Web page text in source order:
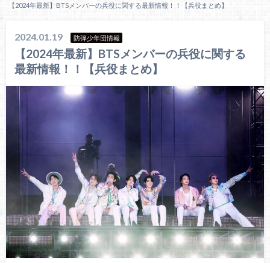
【2024年最新】BTSメンバーの兵役に関する最新情報！！【兵役まとめ】
2024.01.19 防弾少年団情報
【2024年最新】BTSメンバーの兵役に関する
最新情報！！【兵役まとめ】